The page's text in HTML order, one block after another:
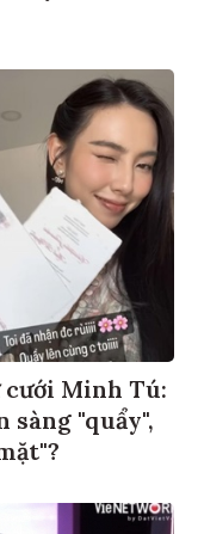
cưới Minh Tú:
sàng "quẩy",